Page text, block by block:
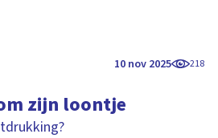
10 nov 2025 218
zijn loontje